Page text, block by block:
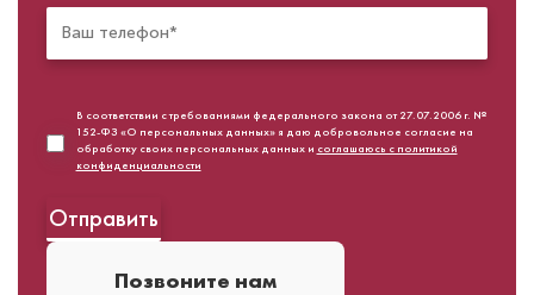
В соответствии с требованиями федерального закона от 27.07.2006 г. №
152-ФЗ «О персональных данных» я даю добровольное согласие на
обработку своих персональных данных и соглашаюсь с политикой
конфиденциальности
Позвоните нам